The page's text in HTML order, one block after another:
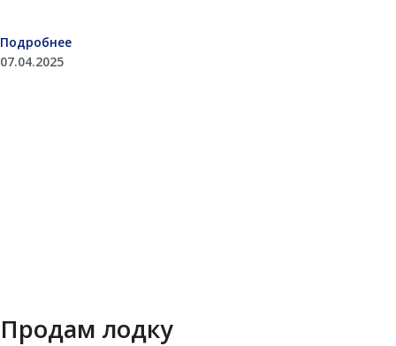
Подробнее
07.04.2025
Продам лодку